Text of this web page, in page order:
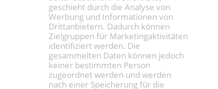
geschieht durch die Analyse von
Werbung und Informationen von
Drittanbietern. Dadurch können
Zielgruppen für Marketingaktivitäten
identifiziert werden. Die
gesammelten Daten können jedoch
keiner bestimmten Person
zugeordnet werden und werden
nach einer Speicherung für die